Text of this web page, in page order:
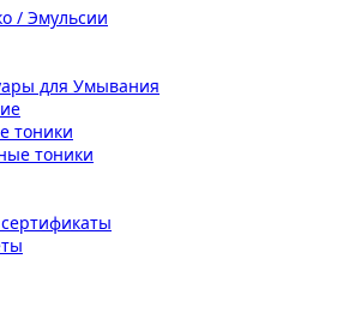
/ Эмульсии
для Умывания
тоники
тоники